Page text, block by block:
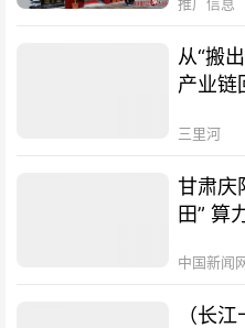
推广信息
从“搬
产业链
三里河
甘肃庆
田” 算
中国新闻
（长